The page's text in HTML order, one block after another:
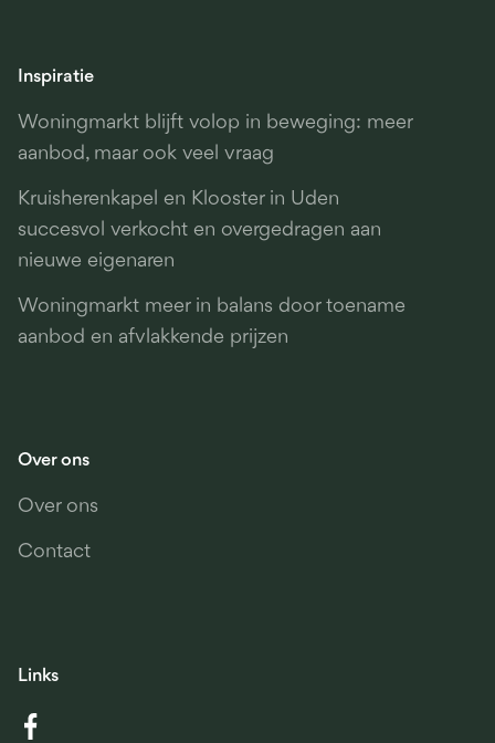
Inspiratie
Woningmarkt blijft volop in beweging: meer
aanbod, maar ook veel vraag
Kruisherenkapel en Klooster in Uden
succesvol verkocht en overgedragen aan
nieuwe eigenaren
Woningmarkt meer in balans door toename
aanbod en afvlakkende prijzen
Over ons
Over ons
Contact
Links